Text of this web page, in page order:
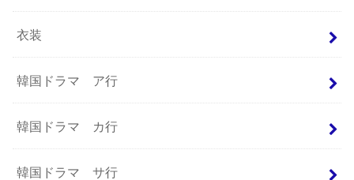
衣装
韓国ドラマ ア行
韓国ドラマ カ行
韓国ドラマ サ行